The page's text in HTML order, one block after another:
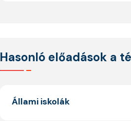
Hasonló előadások a
Állami iskolák